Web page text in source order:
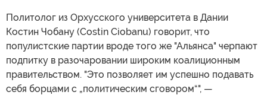
Политолог из Орхусского университета в Дании
Костин Чобану (Costin Ciobanu) говорит, что
популистские партии вроде того же "Альянса" черпают
подпитку в разочаровании широким коалиционным
правительством. "Это позволяет им успешно подавать
себя борцами с „политическим сговором“", —